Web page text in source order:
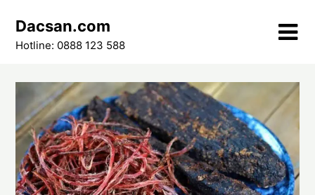
content
Dacsan.com
Hotline: 0888 123 588